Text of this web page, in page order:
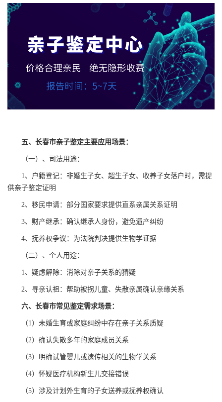
五、长春市亲子鉴定主要应用场景：
（一）、司法用途：
1、户籍登记：非婚生子女、超生子女、收养子女落户时，需提
供亲子鉴定证明
2、移民申请：部分国家要求提供直系亲属关系证明
3、财产继承：确认继承人身份，避免遗产纠纷
4、抚养权争议：为法院判决提供生物学证据
（二）、个人用途：
1、疑虑解除：消除对亲子关系的猜疑
2、寻亲认祖：帮助被拐儿童、失散亲属确认亲缘关系
六、长春市常见鉴定需求场景：
（1）未婚生育或家庭纠纷中存在亲子关系质疑
（2）确认失散多年的家庭成员关系
（3）明确试管婴儿或遗传相关的生物学关系
（4）怀疑医疗机构新生儿交接错误
（5）涉及计划外生育的子女送养或抚养权确认